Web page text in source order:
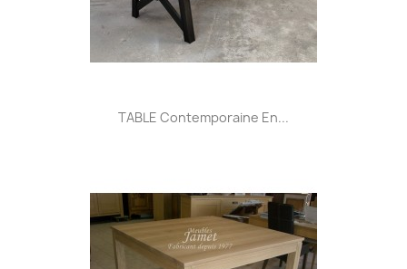
TABLE Contemporaine En...